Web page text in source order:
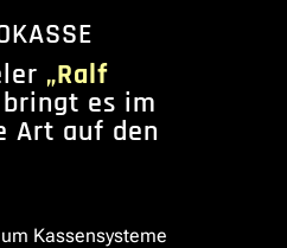
„Ralf
bringt es im
Art auf den
Kassensysteme